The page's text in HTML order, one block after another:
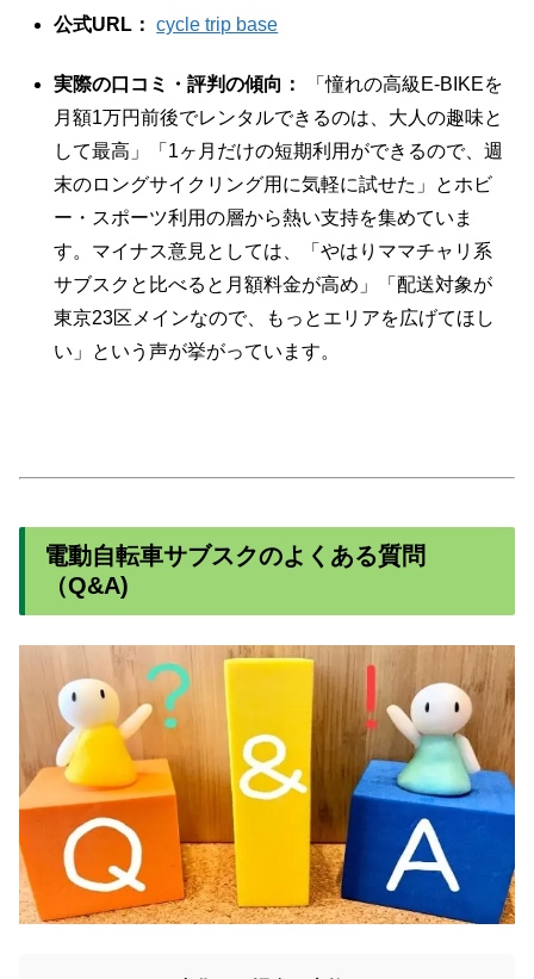
公式URL： cycle trip base
実際の口コミ・評判の傾向：
「憧れの高級E-BIKEを
月額1万円前後でレンタルできるのは、大人の趣味と
して最高」「1ヶ月だけの短期利用ができるので、週
末のロングサイクリング用に気軽に試せた」とホビ
ー・スポーツ利用の層から熱い支持を集めていま
す。マイナス意見としては、「やはりママチャリ系
サブスクと比べると月額料金が高め」「配送対象が
東京23区メインなので、もっとエリアを広げてほし
い」という声が挙がっています。
電動自転車サブスクのよくある質問
（Q&A)